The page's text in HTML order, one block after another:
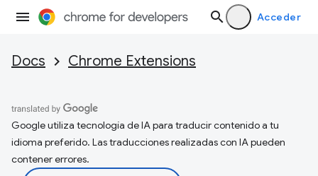
Acceder
Docs Chrome Extensions
Google utiliza tecnología de IA para traducir contenido a tu
idioma preferido. Las traducciones realizadas con IA pueden
contener errores.